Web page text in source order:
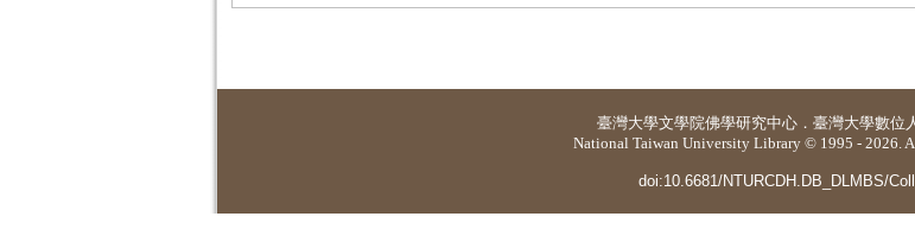
臺灣大學文學院佛學研究中心 ． 臺灣大學數位
National Taiwan University Library © 1995 - 2026.
doi:10.6681/NTURCDH.DB_DLMBS/